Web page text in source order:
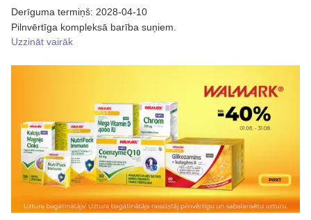
Derīguma termiņš: 2028-04-10
Pilnvērtīga kompleksā barība suņiem.
Uzzināt vairāk